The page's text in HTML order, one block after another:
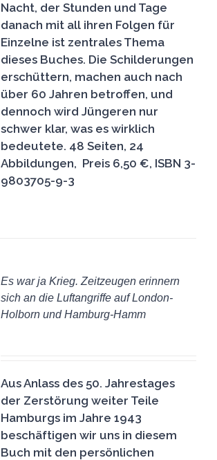
Nacht, der Stunden und Tage
danach mit all ihren Folgen für
Einzelne ist zentrales Thema
dieses Buches. Die Schilderungen
erschüttern, machen auch nach
über 60 Jahren betroffen, und
dennoch wird Jüngeren nur
schwer klar, was es wirklich
bedeutete. 48 Seiten, 24
Abbildungen, Preis 6,50 €, ISBN 3-
9803705-9-3
Es war ja Krieg. Zeitzeugen erinnern
sich an die Luftangriffe auf London-
Holborn und Hamburg-Hamm
Aus Anlass des 50. Jahrestages
der Zerstörung weiter Teile
Hamburgs im Jahre 1943
beschäftigen wir uns in diesem
Buch mit den persönlichen